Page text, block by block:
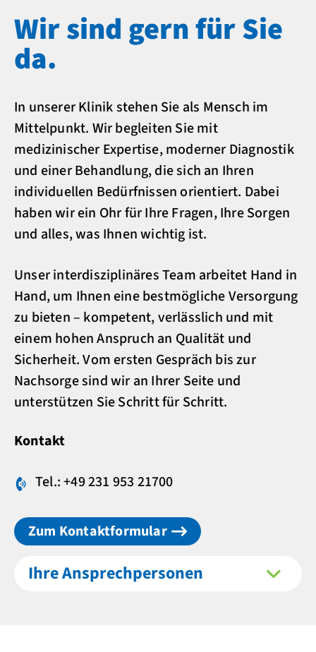
Wir sind gern für Sie
da.
In unserer Klinik stehen Sie als Mensch im
Mittelpunkt. Wir begleiten Sie mit
medizinischer Expertise, moderner Diagnostik
und einer Behandlung, die sich an Ihren
individuellen Bedürfnissen orientiert. Dabei
haben wir ein Ohr für Ihre Fragen, Ihre Sorgen
und alles, was Ihnen wichtig ist.
Unser interdisziplinäres Team arbeitet Hand in
Hand, um Ihnen eine bestmögliche Versorgung
zu bieten – kompetent, verlässlich und mit
einem hohen Anspruch an Qualität und
Sicherheit. Vom ersten Gespräch bis zur
Nachsorge sind wir an Ihrer Seite und
unterstützen Sie Schritt für Schritt.
Kontakt
Tel.: +49 231 953 21700
Zum Kontaktformular
Ihre Ansprechpersonen